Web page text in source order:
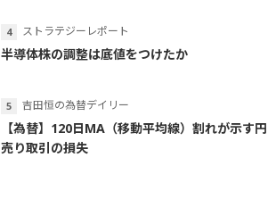
ストラテジーレポート
半導体株の調整は底値をつけたか
吉田恒の為替デイリー
【為替】120日MA（移動平均線）割れが示す円
売り取引の損失